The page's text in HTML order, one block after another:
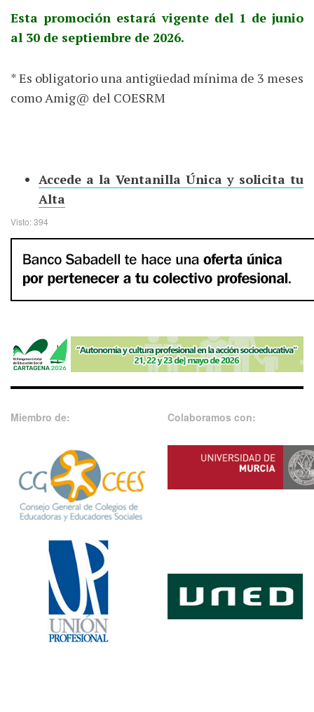
Esta promoción estará vigente del 1 de junio
al 30 de septiembre de 2026.
* Es obligatorio una antigüedad mínima de 3 meses
como Amig@ del COESRM
Accede a la Ventanilla Única y solicita tu
Alta
Visto: 394
Miembro de: Colaboramos con: